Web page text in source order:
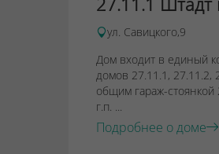
ул. Савицкого,9
Дом входит в единый
домов 27.11.1, 27.11.2,
общим гараж-стоянкой
г.п. ...
Подробнее о доме